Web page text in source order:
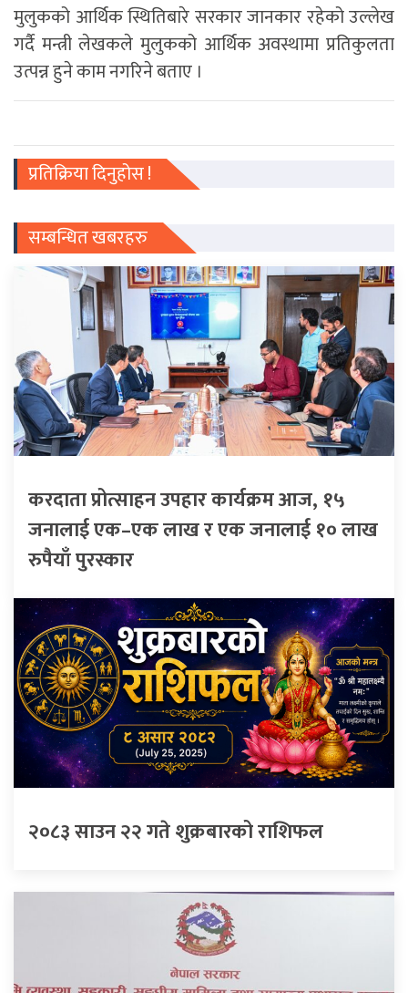
मुलुकको आर्थिक स्थितिबारे सरकार जानकार रहेको उल्लेख
गर्दै मन्त्री लेखकले मुलुकको आर्थिक अवस्थामा प्रतिकुलता
उत्पन्न हुने काम नगरिने बताए ।
प्रतिक्रिया दिनुहोस !
सम्बन्धित खबरहरु
करदाता प्रोत्साहन उपहार कार्यक्रम आज, १५
जनालाई एक–एक लाख र एक जनालाई १० लाख
रुपैयाँ पुरस्कार
२०८३ साउन २२ गते शुक्रबारको राशिफल